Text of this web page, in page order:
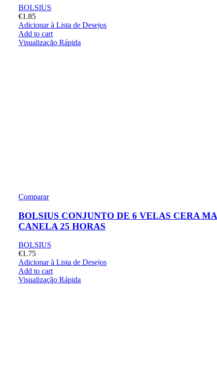
BOLSIUS
€1.85
Adicionar à Lista de Desejos
Add to cart
Visualização Rápida
Comparar
BOLSIUS CONJUNTO DE 6 VELAS CERA
CANELA 25 HORAS
BOLSIUS
€1.75
Adicionar à Lista de Desejos
Add to cart
Visualização Rápida